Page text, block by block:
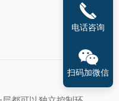
电话咨询
扫码加微信